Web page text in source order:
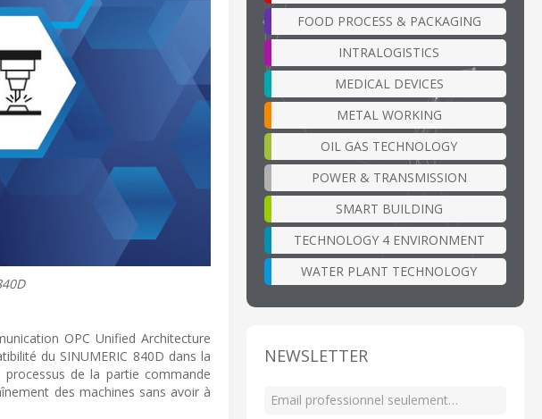
OPC Unified Architecture
du SINUMERIC 840D dans la
de la partie commande
des machines sans avoir à
FOOD PROCESS & PACKAGING
INTRALOGISTICS
MEDICAL DEVICES
METAL WORKING
OIL GAS TECHNOLOGY
POWER & TRANSMISSION
SMART BUILDING
TECHNOLOGY 4 ENVIRONMENT
WATER PLANT TECHNOLOGY
NEWSLETTER